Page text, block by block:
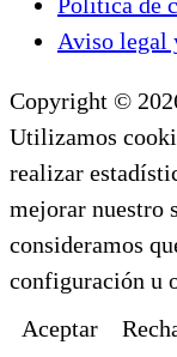
Aviso legal
Copyright ©
Utilizamos
realizar
mejorar nuestro
consideramos
configuración u
Aceptar